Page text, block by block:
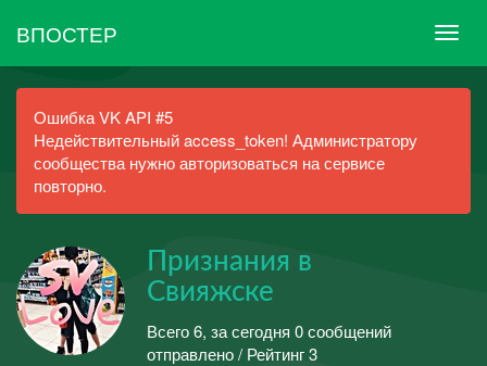
ВПОСТЕР
Ошибка VK API #5
Недействительный access_token! Администратору
сообщества нужно авторизоваться на сервисе
повторно.
Признания в
Свияжске
Всего 6, за сегодня 0 сообщений
отправлено / Рейтинг 3